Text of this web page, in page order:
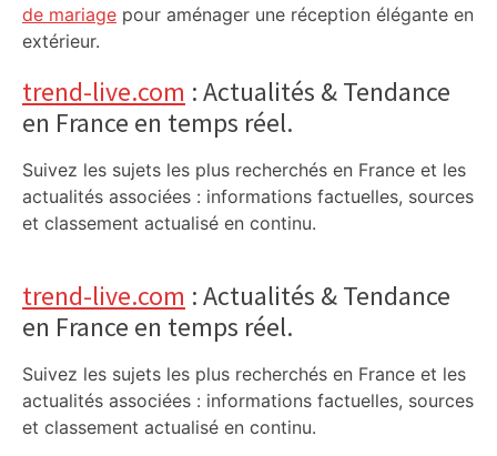
de mariage pour aménager une réception élégante en
extérieur.
trend-live.com : Actualités & Tendance
en France en temps réel.
Suivez les sujets les plus recherchés en France et les
actualités associées : informations factuelles, sources
et classement actualisé en continu.
trend-live.com : Actualités & Tendance
en France en temps réel.
Suivez les sujets les plus recherchés en France et les
actualités associées : informations factuelles, sources
et classement actualisé en continu.